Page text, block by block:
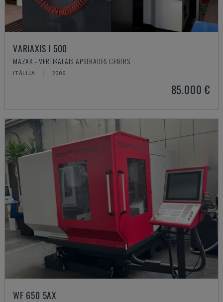
VARIAXIS I 500
MAZAK - VERTIKĀLAIS APSTRĀDES CENTRS
ITĀLIJA 2006
85.000 €
WF 650 5AX